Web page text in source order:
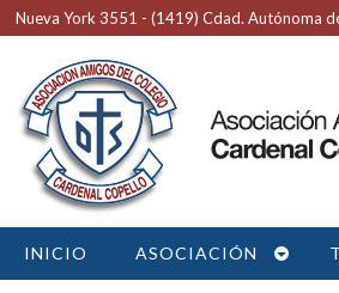
Nueva York 3551 - (1419) Cdad. Autónoma
INICIO ASOCIACIÓN